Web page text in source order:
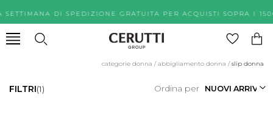
SETTIMANA DI SPEDIZIONE GRATUITA PER ACQUISTI
categorie donna /abbigliamento donna /slip donna
FILTRI(1) Ordina per